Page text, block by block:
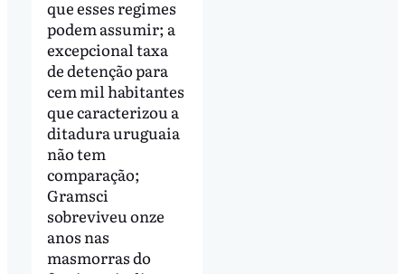
que esses regimes
podem assumir; a
excepcional taxa
de detenção para
cem mil habitantes
que caracterizou a
ditadura uruguaia
não tem
comparação;
Gramsci
sobreviveu onze
anos nas
masmorras do